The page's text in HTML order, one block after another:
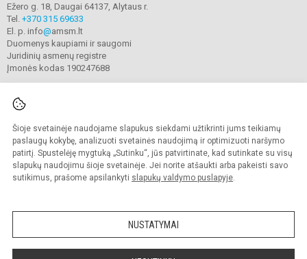
Šioje svetainėje naudojame slapukus siekdami užtikrinti jums teikiamų
paslaugų kokybę, analizuoti svetainės naudojimą ir optimizuoti naršymo
patirtį. Spustelėję mygtuką „Sutinku“, jūs patvirtinate, kad sutinkate su visų
slapukų naudojimu šioje svetainėje. Jei norite atšaukti arba pakeisti savo
sutikimus, prašome apsilankyti slapukų valdymo puslapyje.
NUSTATYMAI
Ežero g. 18, Daugai 64137, Alytaus r.
Tel. +370 315 69633
El. p. info@amsm.lt
Duomenys kaupiami ir saugomi
Juridinių asmenų registre
Įmonės kodas 190247688
© 2020. Alytaus r. meno ir sporto mokykla. Visos teisės saugomos.
Kopijuoti turinį be raštiško mokyklos sutikimo griežtai draudžiama.
Prieinamumo paraiška Slapukų valdymas
Sumanus būdas atnaujinti